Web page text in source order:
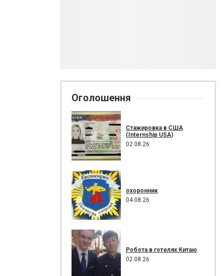
Оголошення
Стажировка в США
(Internship USA)
02.08.26
охоронник
04.08.26
Робота в готелях Китаю
02.08.26